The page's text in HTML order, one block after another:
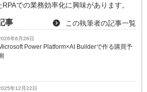
での業務効率化に興味があります。
事 この執筆者の記事一覧
年6月26日
Power Platform×AI Builderで作る購買予
年12月22日